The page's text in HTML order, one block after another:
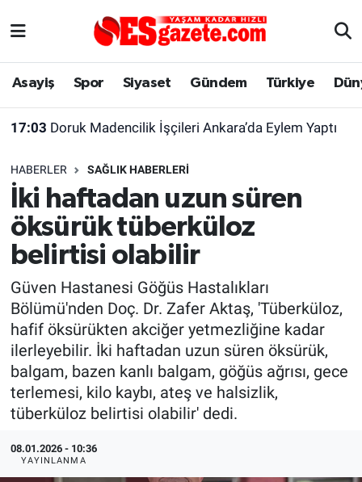
Asayiş Spor Siyaset Gündem Türkiye
17:03 Doruk Madencilik İşçileri Ankara’da Eylem Yaptı
HABERLER SAĞLIK HABERLERI
İki haftadan uzun süren
öksürük tüberküloz
belirtisi olabilir
Güven Hastanesi Göğüs Hastalıkları
Bölümü'nden Doç. Dr. Zafer Aktaş, 'Tüberküloz,
hafif öksürükten akciğer yetmezliğine kadar
ilerleyebilir. İki haftadan uzun süren öksürük,
balgam, bazen kanlı balgam, göğüs ağrısı, gece
terlemesi, kilo kaybı, ateş ve halsizlik,
tüberküloz belirtisi olabilir' dedi.
08.01.2026 - 10:36
YAYINLANMA
Asayiş
Gündem
Türkiye
Dünya
Sağlık
Alış-Veriş/İş dünyası
Yaşam
Eskişehirspor Arşivi
Eskişehir Arşivi
Röportaj
Ekonomi
Kültür Sanat
Politika
Kütahya
Eskişehir Nöbetçi Eczaneler
Süper Lig Puan Durumu ve Fikstür
Tüm Manşetler
Son Dakika Haberleri
Haber Arşivi